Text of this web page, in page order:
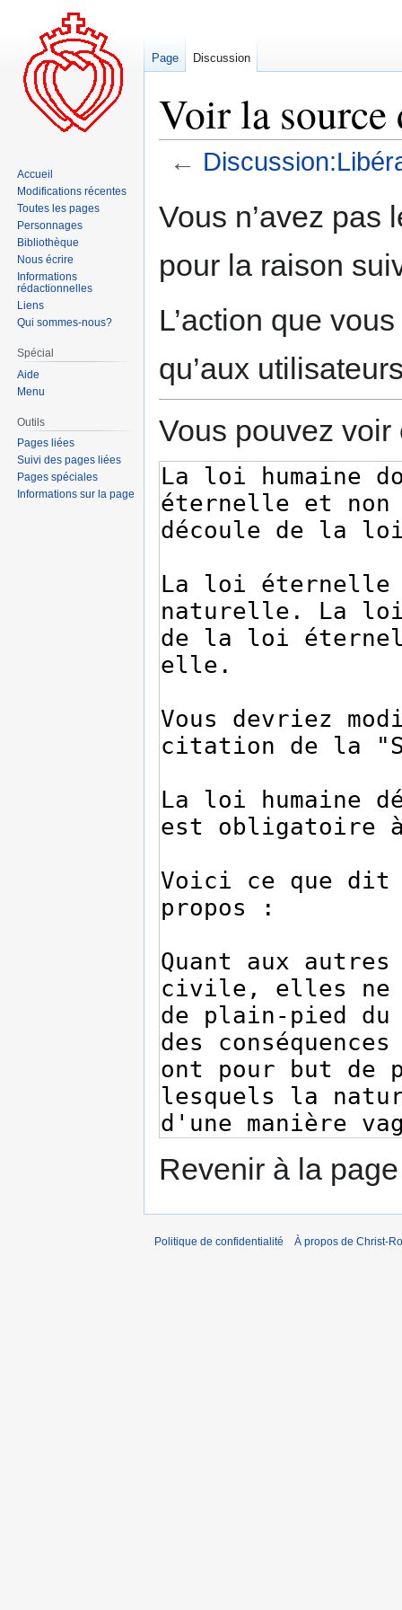
Voir la
←
à
navigation
à
recherche
Vous n’avez pas
pour la raison
L’action que
qu’aux
Vous pouvez
Revenir à la
Page Discussion
Accueil
Modifications récentes
Toutes les pages
Personnages
Bibliothèque
Nous écrire
Informations
rédactionnelles
Liens
Qui sommes-nous?
Spécial
Aide
Menu
Outils
Pages liées
Suivi des pages liées
Pages spéciales
Informations sur la page
Politique de confidentialité À propos de Christ-